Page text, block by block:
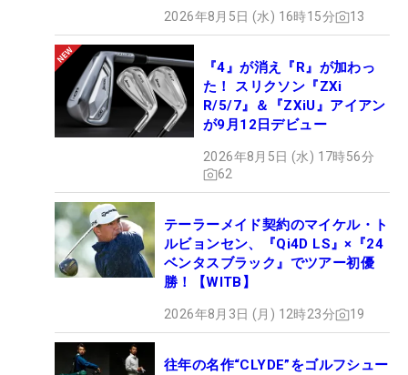
2026年8月5日 (水) 16時15分 13
『4』が消え『R』が加わっ
た！ スリクソン『ZXi
R/5/7』＆『ZXiU』アイアン
が9月12日デビュー
2026年8月5日 (水) 17時56分
62
テーラーメイド契約のマイケル・ト
ルビョンセン、『Qi4D LS』×『24
ベンタスブラック』でツアー初優
勝！【WITB】
2026年8月3日 (月) 12時23分 19
往年の名作“CLYDE”をゴルフシュー